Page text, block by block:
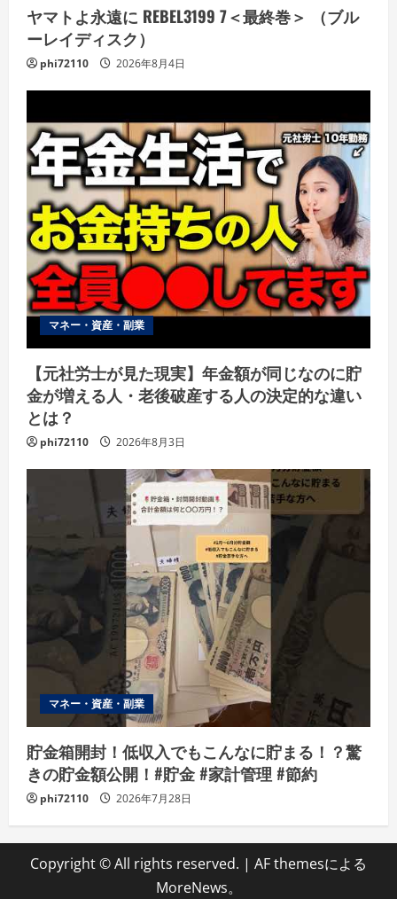
ヤマトよ永遠に REBEL3199 7＜最終巻＞ （ブル
ーレイディスク）
phi72110 2026年8月4日
マネー・資産・副業
【元社労士が見た現実】年金額が同じなのに貯
金が増える人・老後破産する人の決定的な違い
とは？
phi72110 2026年8月3日
マネー・資産・副業
貯金箱開封！低収入でもこんなに貯まる！？驚
きの貯金額公開！#貯金 #家計管理 #節約
phi72110 2026年7月28日
Copyright © All rights reserved. | AF themesによる
MoreNews。